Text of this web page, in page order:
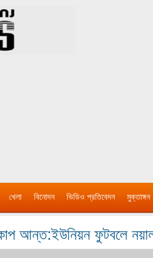
খেলা বিনোদন ভিডিও প্রতিবেদন মুক্তাঙ্গন
আন্ত:ইউনিয়ন ফুটবলে